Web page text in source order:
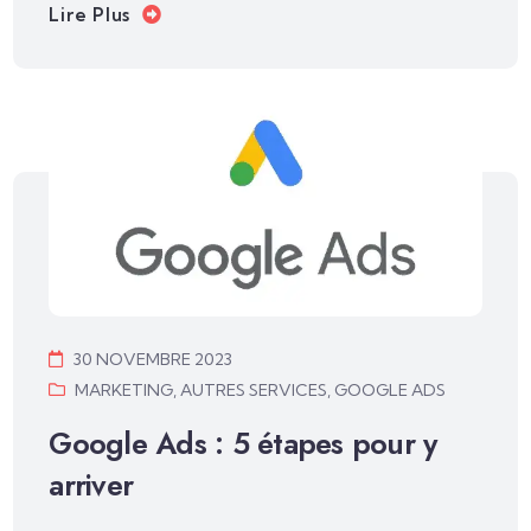
Lire Plus
30 NOVEMBRE 2023
MARKETING AUTRES SERVICES GOOGLE ADS
Google Ads : 5 étapes pour y
arriver